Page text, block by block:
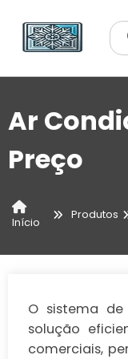
Ar
Preço
Início
Produtos
O sistema
solução
comerciais,